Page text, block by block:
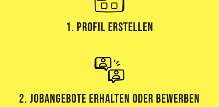
1. Profil erstellen
2. Jobangebote erhalten oder bewerben